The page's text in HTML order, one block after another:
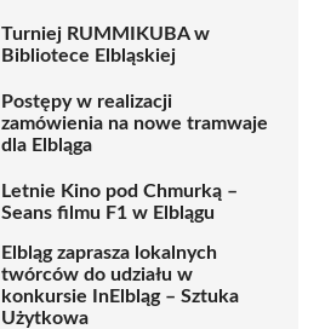
Turniej RUMMIKUBA w
Bibliotece Elbląskiej
Postępy w realizacji
zamówienia na nowe tramwaje
dla Elbląga
Letnie Kino pod Chmurką –
Seans filmu F1 w Elblągu
Elbląg zaprasza lokalnych
twórców do udziału w
konkursie InElbląg – Sztuka
Użytkowa